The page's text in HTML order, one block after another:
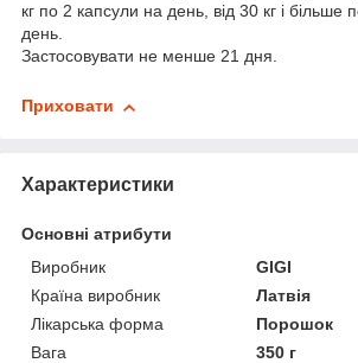
кг по 2 капсули на день, від 30 кг і більше
день.
Застосовувати не менше 21 дня.
Приховати
Характеристики
Основні атрибути
Виробник
GIGI
Країна виробник
Латвія
Лікарська форма
Порошок
Вага
350 г